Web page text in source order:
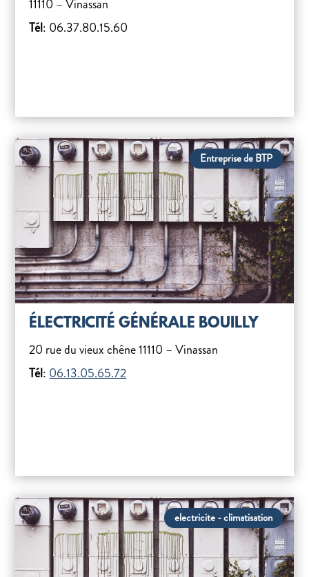
11110 – Vinassan
Tél: 06.37.80.15.60
Entreprise de BTP
ÉLECTRICITÉ GÉNÉRALE BOUILLY
20 rue du vieux chêne 11110 – Vinassan
Tél: 06.13.05.65.72
electricite - climatisation